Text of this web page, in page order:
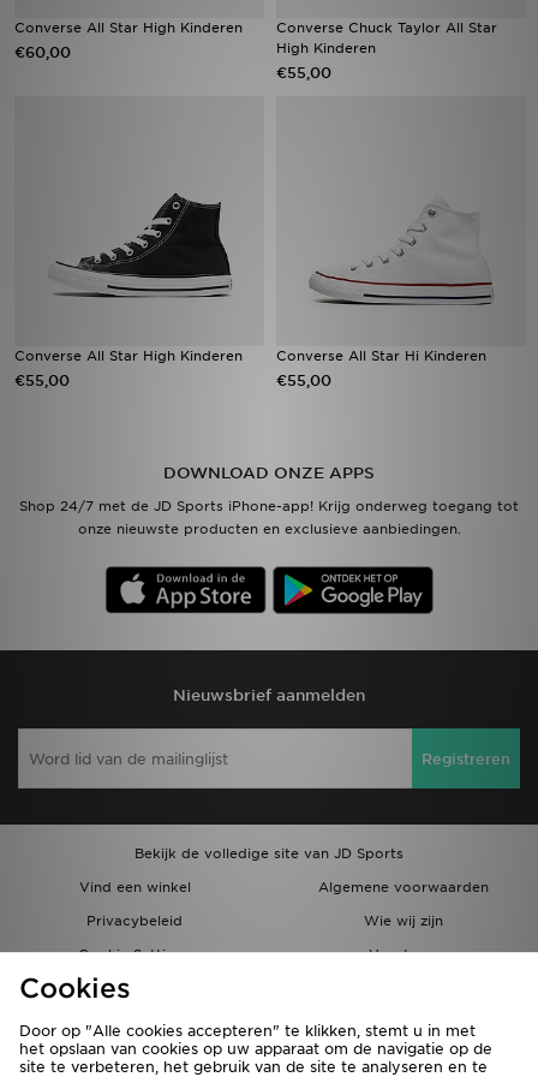
Converse All Star High Kinderen
€60,00
Converse Chuck Taylor All Star
High Kinderen
€55,00
Converse All Star High Kinderen
€55,00
Converse All Star Hi Kinderen
€55,00
DOWNLOAD ONZE APPS
Shop 24/7 met de JD Sports iPhone-app! Krijg onderweg toegang tot
onze nieuwste producten en exclusieve aanbiedingen.
Nieuwsbrief aanmelden
Registreren
Bekijk de volledige site van JD Sports
Vind een winkel
Algemene voorwaarden
Privacybeleid
Wie wij zijn
Cookie Settings
Vacatures
Bestellingen en Levering
Vind een winkel
Download de app
Cookies
Door op "Alle cookies accepteren" te klikken, stemt u in met
het opslaan van cookies op uw apparaat om de navigatie op de
site te verbeteren, het gebruik van de site te analyseren en te